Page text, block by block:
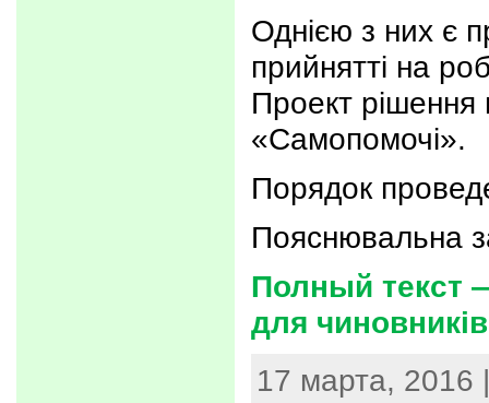
Однією з них є
прийнятті на
Проект рішення
«Самопомочі».
Порядок
Пояснювальна
Полный текст
для
17 марта, 2016